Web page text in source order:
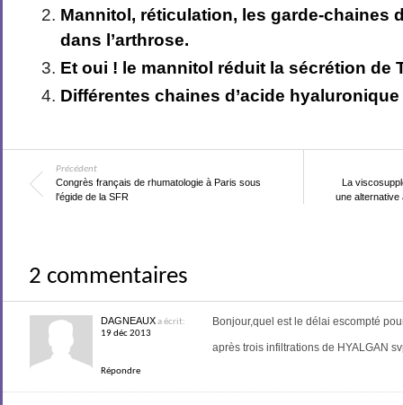
Mannitol, réticulation, les garde-chaines
dans l’arthrose.
Et oui ! le mannitol réduit la sécrétion de
Différentes chaines d’acide
Précédent
Congrès français de rhumatologie à Paris sous
l'égide de la SFR
La
une
2 commentaires
DAGNEAUXa écrit:
19 déc 2013
Répondre
Bonjour,quel est le délai escompté
après trois infiltrations de HYALGAN